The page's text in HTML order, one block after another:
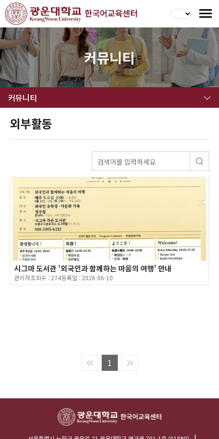
커뮤니티
커뮤니티
외부활동
시그마 도서관 '외국인과 함께하는 마음의 여행' 안내
관리자조회수 : 274등록일 : 2026-06-10
1